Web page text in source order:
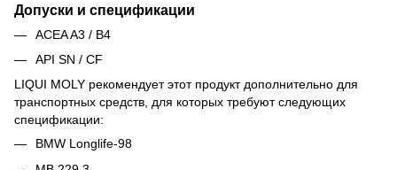
Допуски и спецификации
ACEA A3 / B4
API SN / CF
LIQUI MOLY рекомендует этот продукт дополнительно для
транспортных средств, для которых требуют следующих
спецификации:
BMW Longlife-98